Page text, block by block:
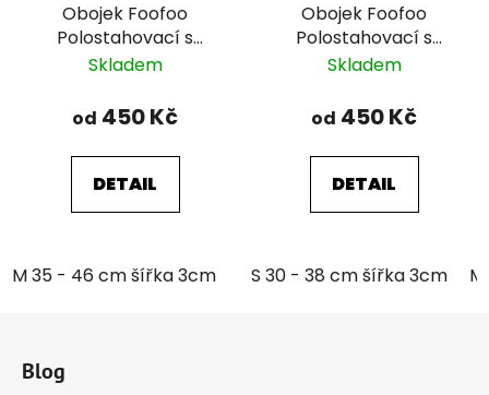
Obojek Foofoo
Polostahovací s
řetízkem - Blue II.
Skladem
od 450 Kč
DETAIL
M 35 - 46 cm šířka 3cm L 39 - 51 cm šířka 3cm
Obojek Foofoo
Polostahovací s
řetízkem - Brown II.
Skladem
od 450 Kč
DETAIL
S 30 - 38 cm šířka 3cm
Blog